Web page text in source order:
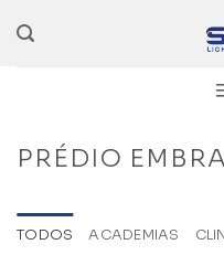
to
PRÉDIO
TODOS ACADEMIAS